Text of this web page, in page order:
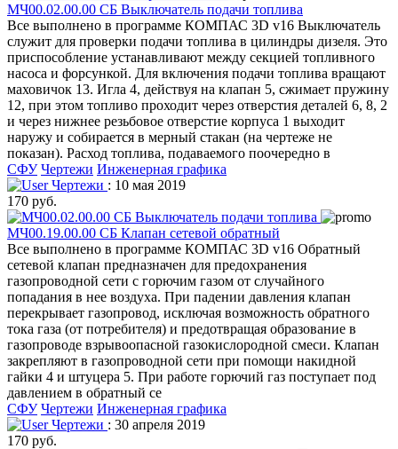
МЧ00.02.00.00 СБ Выключатель подачи топлива
Все выполнено в программе КОМПАС 3D v16 Выключатель
служит для проверки подачи топлива в цилиндры дизеля. Это
приспособление устанавливают между секцией топливного
насоса и форсункой. Для включения подачи топлива вращают
маховичок 13. Игла 4, действуя на клапан 5, сжимает пружину
12, при этом топливо проходит через отверстия деталей 6, 8, 2
и через нижнее резьбовое отверстие корпуса 1 выходит
наружу и собирается в мерный стакан (на чертеже не
показан). Расход топлива, подаваемого поочередно в
СФУ Чертежи Инженерная графика
Чертежи : 10 мая 2019
170 руб.
МЧ00.19.00.00 СБ Клапан сетевой обратный
Все выполнено в программе КОМПАС 3D v16 Обратный
сетевой клапан предназначен для предохранения
газопроводной сети с горючим газом от случайного
попадания в нее воздуха. При падении давления клапан
перекрывает газопровод, исключая возможность обратного
тока газа (от потребителя) и предотвращая образование в
газопроводе взрывоопасной газокислородной смеси. Клапан
закрепляют в газопроводной сети при помощи накидной
гайки 4 и штуцера 5. При работе горючий газ поступает под
давлением в обратный се
СФУ Чертежи Инженерная графика
Чертежи : 30 апреля 2019
170 руб.